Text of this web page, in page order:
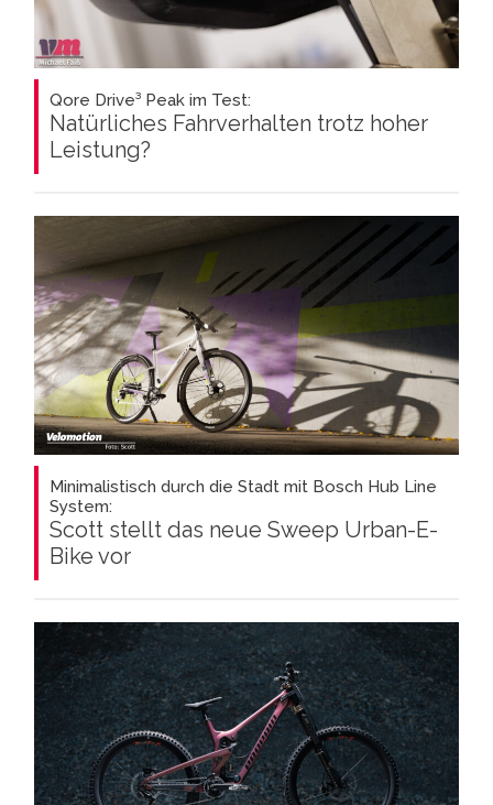
Qore Drive³ Peak im Test:
Natürliches Fahrverhalten trotz hoher
Leistung?
Minimalistisch durch die Stadt mit Bosch Hub Line
System:
Scott stellt das neue Sweep Urban-E-
Bike vor